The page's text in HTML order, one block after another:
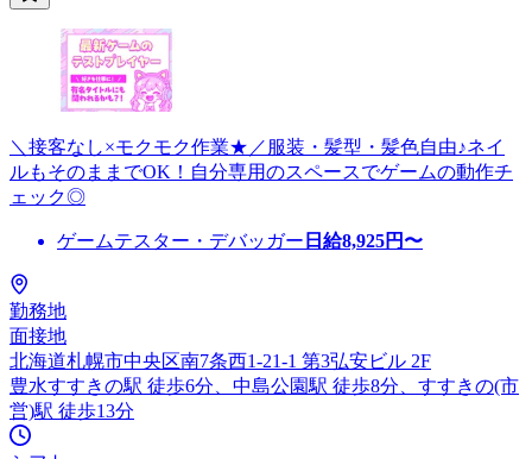
＼接客なし×モクモク作業★／服装・髪型・髪色自由♪ネイ
ルもそのままでOK！自分専用のスペースでゲームの動作チ
ェック◎
ゲームテスター・デバッガー 日給8,925円〜
勤務地
面接地
北海道札幌市中央区南7条西1-21-1 第3弘安ビル 2F
豊水すすきの駅 徒歩6分、中島公園駅 徒歩8分、すすきの(市
営)駅 徒歩13分